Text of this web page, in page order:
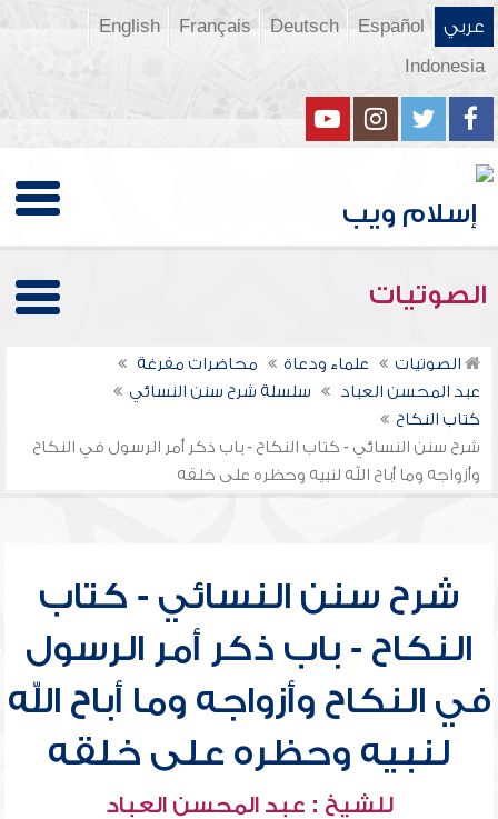
عربي Español
Deutsch
Français
English
Indonesia
الصوتيات
الصوتيات علماء ودعاة
محاضرات مفرغة
عبد المحسن العباد
سلسلة شرح سنن النسائي
كتاب النكاح
شرح سنن النسائي - كتاب النكاح - باب ذكر أمر الرسول في النكاح
وأزواجه وما أباح الله لنبيه وحظره على خلقه
شرح سنن النسائي - كتاب
النكاح - باب ذكر أمر الرسول
في النكاح وأزواجه وما أباح الله
لنبيه وحظره على خلقه
للشيخ : عبد المحسن العباد